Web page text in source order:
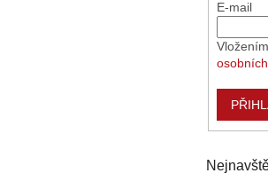
E-mail